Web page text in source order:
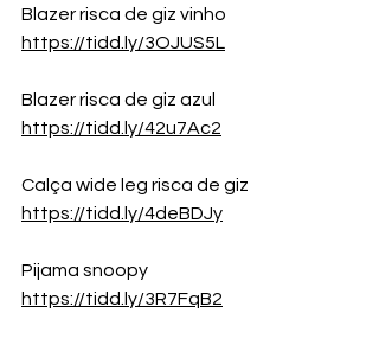
Blazer risca de giz vinho
https://tidd.ly/3OJUS5L
Blazer risca de giz azul
https://tidd.ly/42u7Ac2
Calça wide leg risca de giz
https://tidd.ly/4deBDJy
Pijama snoopy
https://tidd.ly/3R7FqB2